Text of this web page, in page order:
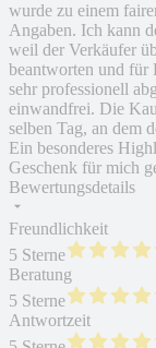
wurde zu einem
Angaben. Ich kann
weil der Verkäufer
beantworten und für
sehr professionell
einwandfrei. Die
selben Tag, an dem
Ein besonderes
Geschenk für mich
Bewertungsdetails
Freundlichkeit
5 Sterne
Beratung
5 Sterne
Antwortzeit